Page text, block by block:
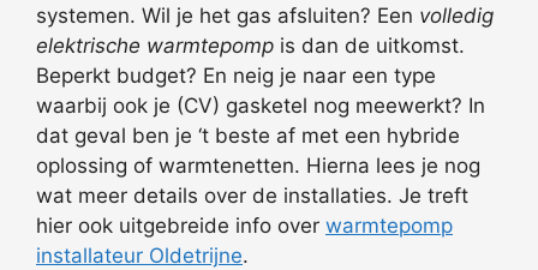
systemen. Wil je het gas afsluiten? Een volledig
elektrische warmtepomp is dan de uitkomst.
Beperkt budget? En neig je naar een type
waarbij ook je (CV) gasketel nog meewerkt? In
dat geval ben je ‘t beste af met een hybride
oplossing of warmtenetten. Hierna lees je nog
wat meer details over de installaties. Je treft
hier ook uitgebreide info over warmtepomp
installateur Oldetrijne.